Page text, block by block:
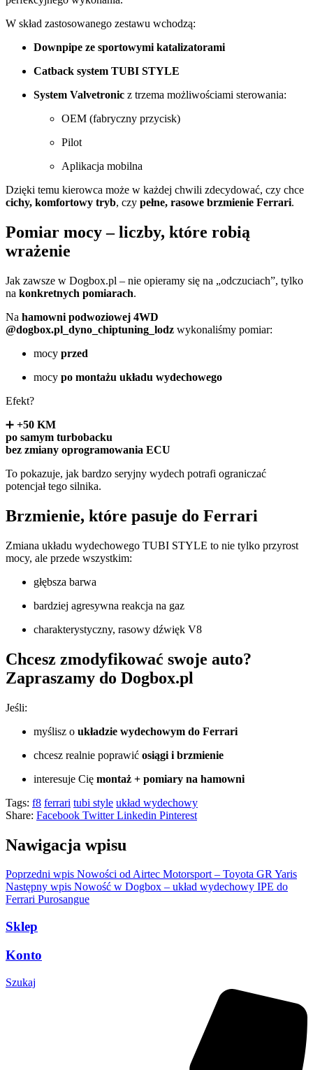
W skład zastosowanego zestawu wchodzą:
Downpipe ze sportowymi katalizatorami
Catback system TUBI STYLE
System Valvetronic z trzema możliwościami sterowania:
OEM (fabryczny przycisk)
Pilot
Aplikacja mobilna
Dzięki temu kierowca może w każdej chwili zdecydować, czy chce
cichy, komfortowy tryb, czy pełne, rasowe brzmienie Ferrari.
Pomiar mocy – liczby, które robią
wrażenie
Jak zawsze w Dogbox.pl – nie opieramy się na „odczuciach”, tylko
na konkretnych pomiarach.
Na hamowni podwoziowej 4WD
@dogbox.pl_dyno_chiptuning_lodz wykonaliśmy pomiar:
mocy przed
mocy po montażu układu wydechowego
Efekt?
➕ +50 KM
po samym turbobacku
bez zmiany oprogramowania ECU
To pokazuje, jak bardzo seryjny wydech potrafi ograniczać
potencjał tego silnika.
Brzmienie, które pasuje do Ferrari
Zmiana układu wydechowego TUBI STYLE to nie tylko przyrost
mocy, ale przede wszystkim:
głębsza barwa
bardziej agresywna reakcja na gaz
charakterystyczny, rasowy dźwięk V8
Chcesz zmodyfikować swoje auto?
Zapraszamy do Dogbox.pl
Jeśli:
myślisz o układzie wydechowym do Ferrari
chcesz realnie poprawić osiągi i brzmienie
interesuje Cię montaż + pomiary na hamowni
Tags: f8 ferrari tubi style układ wydechowy
Share: Facebook Twitter Linkedin Pinterest
Nawigacja wpisu
Poprzedni wpis Nowości od Airtec Motorsport – Toyota GR Yaris
Następny wpis Nowość w Dogbox – układ wydechowy IPE do
Ferrari Purosangue
Sklep
Konto
Szukaj